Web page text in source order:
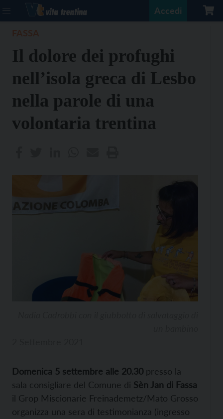
Accedi
Il dolore dei profughi
nell’isola greca di Lesbo
nella parole di una
volontaria trentina
Domenica 5 settembre alle 20.30 presso la
sala consigliare del Comune di Sèn Jan di Fassa
il Grop Miscionarie Freinademetz/Mato Grosso
organizza una sera di testimonianza (ingresso